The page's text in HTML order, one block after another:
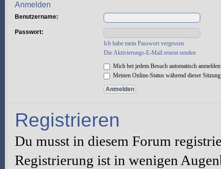
Anmelden
Benutzername:
Passwort:
Ich habe mein Passwort vergessen
Die Aktivierungs-E-Mail erneut senden
Mich bei jedem Besuch automatisch anmelden
Meinen Online-Status während dieser
Registrieren
Du musst in diesem Forum
Registrierung ist in wenigen